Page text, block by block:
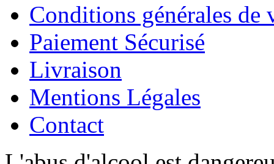
Conditions générales de
Paiement Sécurisé
Livraison
Mentions Légales
Contact